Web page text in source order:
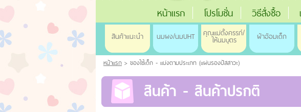
หน้าแรก โปรโมชั่น วิธีสั่งซื้อ
สินค้าแนะนำ นมผง/นมUHT คุณแม่ตั้งครรภ์/
ให้นมบุตร ผ้าอ้อมเด็ก
หน้าแรก > ของใช้เด็ก - แบ่งตามประเภท (แผ่นรองปัสสาวะ)
สินค้า - สินค้าปรกติ